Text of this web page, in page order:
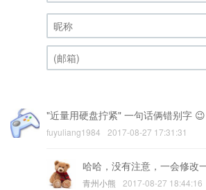
昵称 (必填)
"近量用硬盘拧紧" 一句话俩错别字 😉
fuyuliang1984 2017-08-27 17:31:31
哈哈，没有注意，一会修改一
青州小熊 2017-08-27 18:44:16